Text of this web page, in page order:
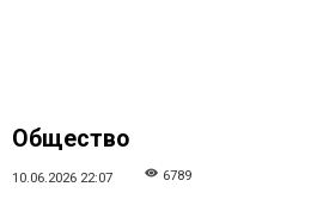
Общество
10.06.2026 22:07 6789